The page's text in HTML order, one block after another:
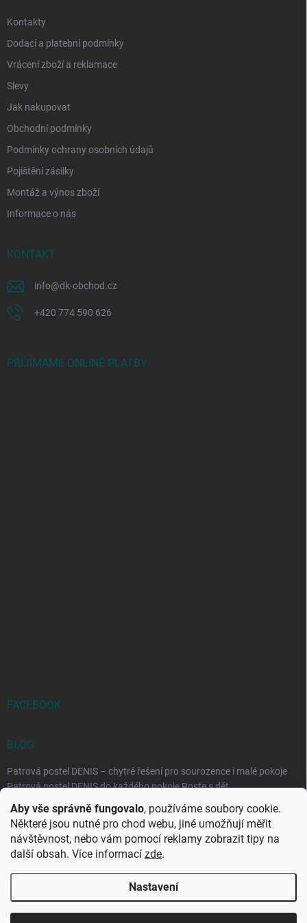
Aby vše správně fungovalo, používáme soubory cookie.
Některé jsou nutné pro chod webu, jiné umožňují měřit
návštěvnost, nebo vám pomocí reklamy zobrazit tipy na
další obsah. Více informací zde.
Nastavení
Kontakty
Dodací a platební podmínky
Vrácení zboží a reklamace
Slevy
Jak nakupovat
Obchodní podmínky
Podmínky ochrany osobních údajů
Pojištění zásilky
Montáž a výnos zboží
Informace o nás
KONTAKT
info@dk-obchod.cz
+420 774 590 626
PŘIJÍMÁME ONLINE PLATBY
FACEBOOK
BLOG
Patrová postel DENIS – chytré řešení pro sourozence i malé pokoje
Patrová postel DENIS do každého pokoje Roste s dět...
Rozkládací postele RELAX – ideální řešení pro malé prostory i
každodenní spaní
Rozkládací postel, která se přizpůsobí vašemu živo...
Copyright 2026DK-obchod.cz. Všechna práva vyhrazena.Upravit